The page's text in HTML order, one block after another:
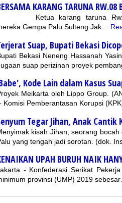
KARANG TARUNA RW.08
Ketua karang taruna Rw.08
Gempa Palu Sulteng Jak…
Suap, Bupati Bekasi
Bekasi Neneng Hassanah
suap perizinan proyek
Kode Lain dalam Kasus
Meikarta oleh Lippo Group.
Komisi Pemberantasan Korupsi
Tegar Jihan, Anak Cantik
kisah Jihan, seorang
yang tengah jadi sorotan. (dok.
UPAH BURUH NAIK
- Konfederasi Serikat
provinsi (UMP) 2019